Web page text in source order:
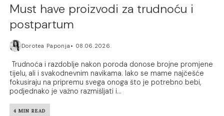
Must have proizvodi za trudnoću i
postpartum
Dorotea Paponja 08.06.2026.
Trudnoća i razdoblje nakon poroda donose brojne promjene
tijelu, ali i svakodnevnim navikama. Iako se mame najčešće
fokusiraju na pripremu svega onoga što je potrebno bebi,
podjednako je važno razmišljati i...
4 MIN READ